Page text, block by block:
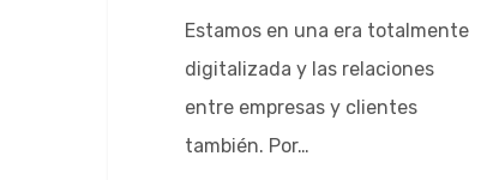
Estamos en una era totalmente
digitalizada y las relaciones
entre empresas y clientes
también. Por…